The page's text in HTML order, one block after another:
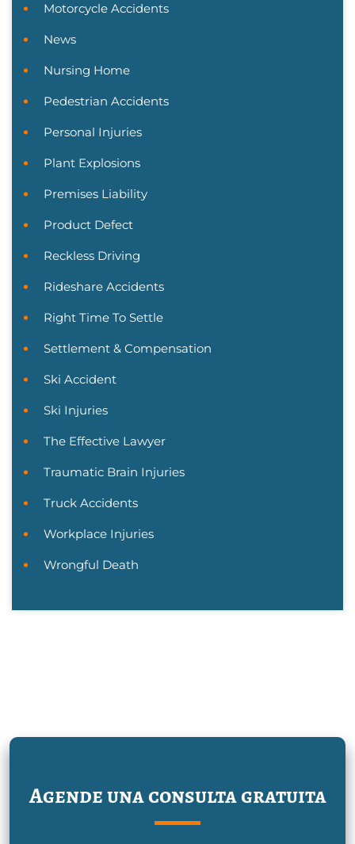
Motorcycle Accidents
News
Nursing Home
Pedestrian Accidents
Personal Injuries
Plant Explosions
Premises Liability
Product Defect
Reckless Driving
Rideshare Accidents
Right Time To Settle
Settlement & Compensation
Ski Accident
Ski Injuries
The Effective Lawyer
Traumatic Brain Injuries
Truck Accidents
Workplace Injuries
Wrongful Death
Agende una consulta gratuita